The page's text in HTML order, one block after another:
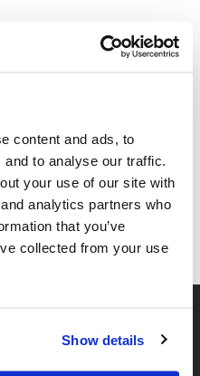
content and ads, to
to analyse our traffic.
your use of our site with
analytics partners who
that you’ve
collected from your use
Show details